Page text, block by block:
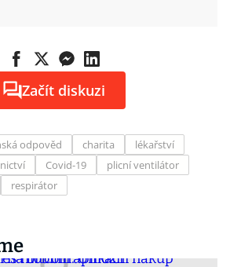
Začít diskuzi
odpověd charita
lékařství
Covid-19
plicní ventilátor
respirátor